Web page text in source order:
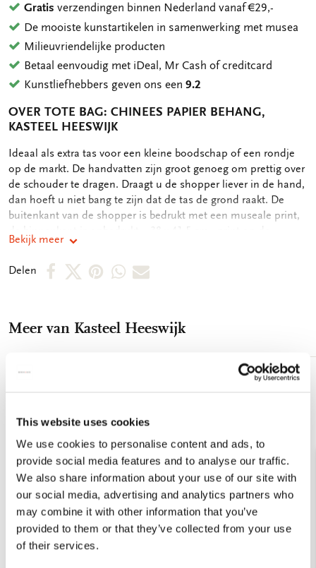
This website uses cookies
We use cookies to personalise content and ads, to
provide social media features and to analyse our traffic.
We also share information about your use of our site with
our social media, advertising and analytics partners who
may combine it with other information that you’ve
provided to them or that they’ve collected from your use
of their services.
Gratis verzendingen binnen Nederland vanaf €29,-
De mooiste kunstartikelen in samenwerking met musea
Milieuvriendelijke producten
Betaal eenvoudig met iDeal, Mr Cash of creditcard
Kunstliefhebbers geven ons een9.2
OVER TOTE BAG: CHINEES PAPIER BEHANG,
KASTEEL HEESWIJK
OMSCHRIJVING
Ideaal als extra tas voor een kleine boodschap of een rondje
op de markt. De handvatten zijn groot genoeg om prettig over
de schouder te dragen. Draagt u de shopper liever in de hand,
dan hoeft u niet bang te zijn dat de tas de grond raakt. De
buitenkant van de shopper is bedrukt met een museale print,
buitenkant - 134 gram
Bekijk meer
Delen
DeelDeelDeelDeelDeel
mail
Meer van Kasteel Heeswijk